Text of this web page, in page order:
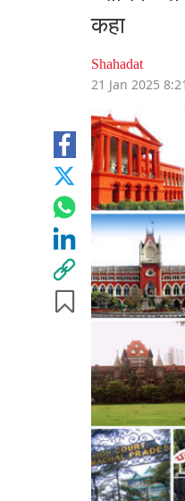
कहा
Shahadat
21 Jan 2025